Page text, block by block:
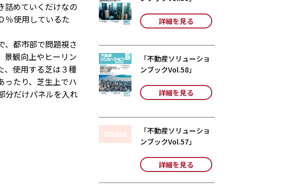
詰めていくだけなの
％使用しているた
、都市部で問題視さ
景観向上やヒーリン
、使用する芝は３種
ったり、芝生上でハ
分だけパネルを入れ
詳細を見る
「不動産ソリューショ
ンブックVol.58」
詳細を見る
「不動産ソリューショ
ンブックVol.57」
詳細を見る